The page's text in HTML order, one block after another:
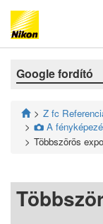
Google fordító
Z fc
C A
Többszörös